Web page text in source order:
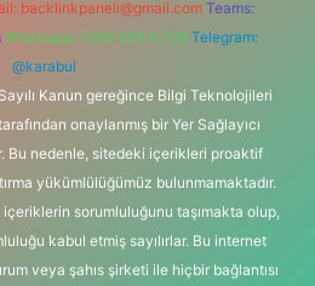
backlinkpaneli@gmail.com Teams:
Whatsapp: 0262 606 0 726 Telegram:
@karabul
Kanun gereğince Bilgi Teknolojileri
onaylanmış bir Yer Sağlayıcı
Bu nedenle, sitedeki içerikleri proaktif
yükümlülüğümüz bulunmamaktadır.
sorumluluğunu taşımakta olup,
kabul etmiş sayılırlar. Bu internet
veya şahıs şirketi ile hiçbir bağlantısı